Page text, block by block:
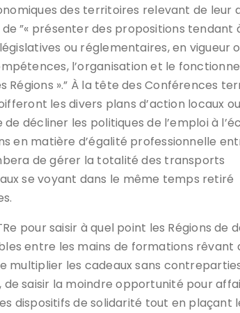
des territoires relevant de leur
”« présenter des propositions tendant
ou réglementaires, en vigueur
l’organisation et le
Régions ».” À la tête des Conférences
les divers plans d’action locaux ou
décliner les politiques de l’emploi à
en matière d’égalité professionnelle
de gérer la totalité des transports
se voyant dans le même temps retiré
pour saisir à quel point les Régions de
entre les mains de formations rêvant
multiplier les cadeaux sans
saisir la moindre opportunité pour
dispositifs de solidarité tout en plaçant